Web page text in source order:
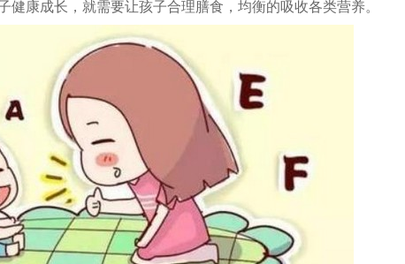
健康成长，就需要让孩子合理膳食，均衡的吸收各类营养。